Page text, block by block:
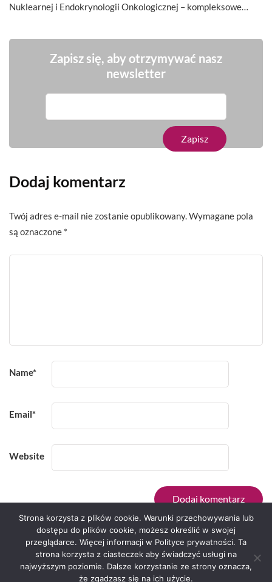
Nuklearnej i Endokrynologii Onkologicznej – kompleksowe…
Zapisz się, aby otrzymywać nasz
newsletter
Dodaj komentarz
Twój adres e-mail nie zostanie opublikowany. Wymagane pola
są oznaczone *
Name*
Email*
Website
Serwis zaprojektował Grzegorz Sztank .
Strona korzysta z plików cookie. Warunki przechowywania lub
dostępu do plików cookie, możesz określić w swojej
przeglądarce. Więcej informacji w Polityce prywatności. Ta
strona korzysta z ciasteczek aby świadczyć usługi na
najwyższym poziomie. Dalsze korzystanie ze strony oznacza,
że zgadzasz się na ich użycie.